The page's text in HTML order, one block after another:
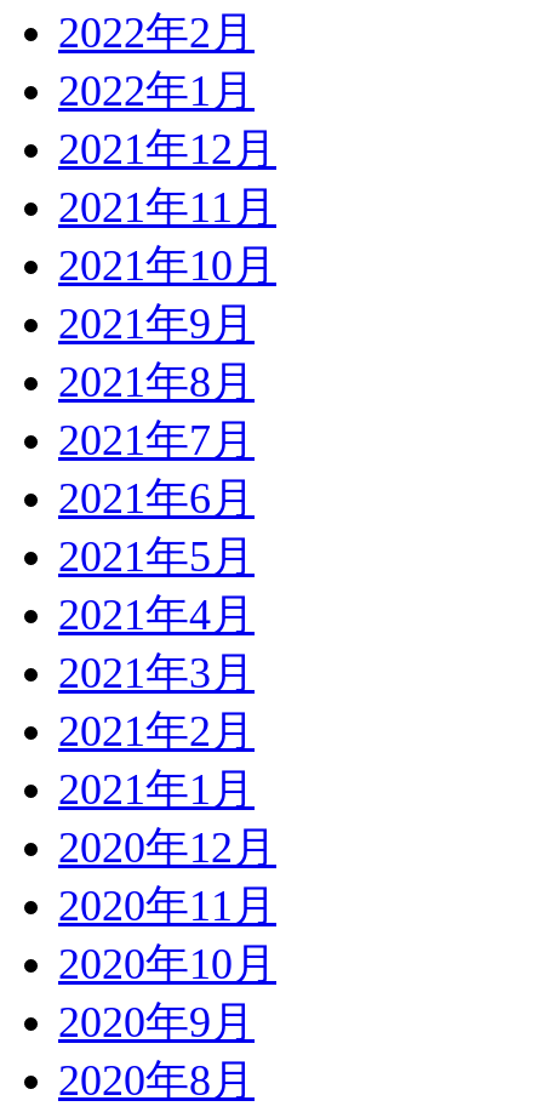
2022年2月
2022年1月
2021年12月
2021年11月
2021年10月
2021年9月
2021年8月
2021年7月
2021年6月
2021年5月
2021年4月
2021年3月
2021年2月
2021年1月
2020年12月
2020年11月
2020年10月
2020年9月
2020年8月